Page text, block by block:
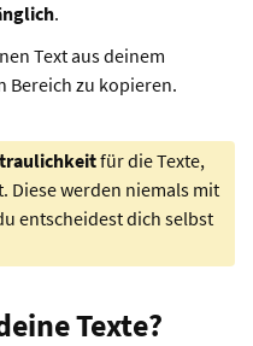
.
Text aus deinem
Bereich zu kopieren.
für die Texte,
Diese werden niemals mit
entscheidest dich selbst
Texte?